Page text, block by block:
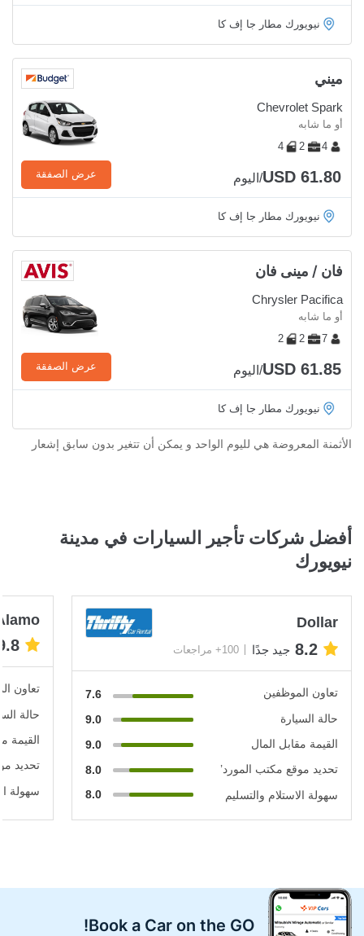
نيويورك مطار جا إف كا
ميني
Chevrolet Spark
أو ما شابه
4
2
4
USD 61.80/اليوم عرض الصفقة
نيويورك مطار جا إف كا
فان / مينى فان
Chrysler Pacifica
أو ما شابه
7
2
2
USD 61.85/اليوم عرض الصفقة
نيويورك مطار جا إف كا
الأثمنة المعروضة هي لليوم الواحد و يمكن أن تتغير بدون سابق إشعار
أفضل شركات تأجير السيارات في مدينة
نيويورك
Dollar
8.2 جيد جدًا 100+ مراجعات
تعاون الموظفين
7.6
حالة السيارة
9.0
القيمة مقابل المال
9.0
تحديد موقع مكتب المورد’
8.0
سهولة الاستلام والتسليم
8.0
تعاون
حالة
القيمة
تحديد
سهولة
Book a Car on the GO!